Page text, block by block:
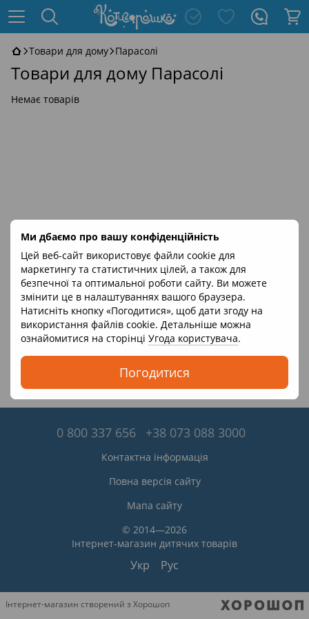
Ми дбаємо про вашу конфіденційність
Цей веб-сайт використовує файли cookie для
маркетингу та статистичних цілей, а також для
безпечної та оптимальної роботи сайту. Ви можете
змінити це в налаштуваннях вашого браузера.
Натисніть кнопку «Погодитися», щоб дати згоду на
використання файлів cookie. Детальніше можна
ознайомитися на сторінці Угода користувача.
Погодитися
Товари для дому Парасолі
Товари для дому Парасолі
Немає товарів
0 800 337 656 +38 073 088 3000
Контактна інформація
Повна версія сайту
Мапа сайту
© 2014—2026
Інтернет-магазин дитячих товарів
Укр Рус
Інтернет-магазин створений з Хорошоп